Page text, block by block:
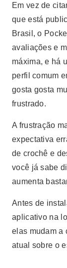
Em vez de
que está
Brasil, o
avaliações e
máxima, e há
perfil comum
gosta gosta
frustrado.
A frustração
expectativa
de crochê e
você já sabe
aumenta
Antes de
aplicativo na
elas mudam a
atual sobre o